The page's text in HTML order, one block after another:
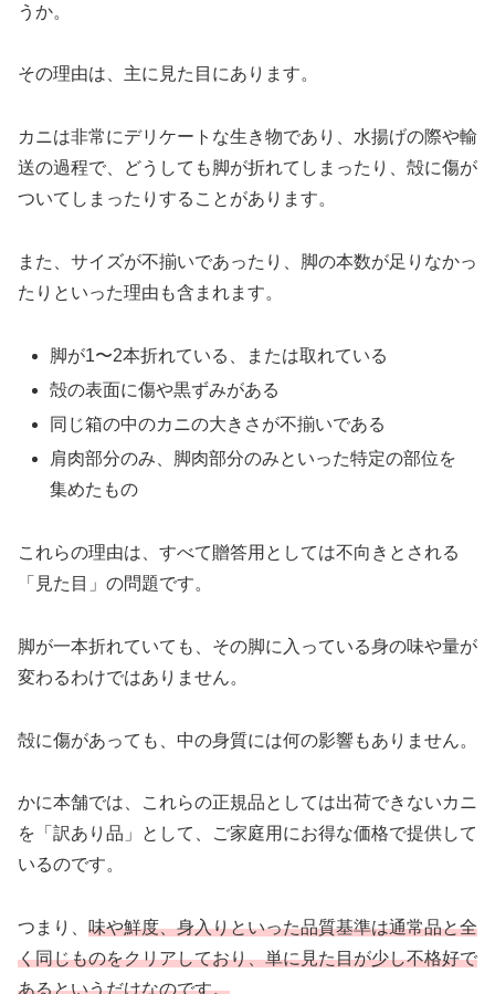
うか。
その理由は、主に見た目にあります。
カニは非常にデリケートな生き物であり、水揚げの際や輸
送の過程で、どうしても脚が折れてしまったり、殻に傷が
ついてしまったりすることがあります。
また、サイズが不揃いであったり、脚の本数が足りなかっ
たりといった理由も含まれます。
脚が1〜2本折れている、または取れている
殻の表面に傷や黒ずみがある
同じ箱の中のカニの大きさが不揃いである
肩肉部分のみ、脚肉部分のみといった特定の部位を
集めたもの
これらの理由は、すべて贈答用としては不向きとされる
「見た目」の問題です。
脚が一本折れていても、その脚に入っている身の味や量が
変わるわけではありません。
殻に傷があっても、中の身質には何の影響もありません。
かに本舗では、これらの正規品としては出荷できないカニ
を「訳あり品」として、ご家庭用にお得な価格で提供して
いるのです。
つまり、 味や鮮度、身入りといった品質基準は通常品と全
く同じものをクリアしており、単に見た目が少し不格好で
あるというだけなのです。